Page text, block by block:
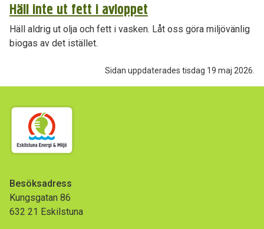
Häll inte ut fett i avloppet
Häll aldrig ut olja och fett i vasken. Låt oss göra miljövänlig
biogas av det istället.
Sidan uppdaterades tisdag 19 maj 2026.
Besöksadress
Kungsgatan 86
632 21 Eskilstuna